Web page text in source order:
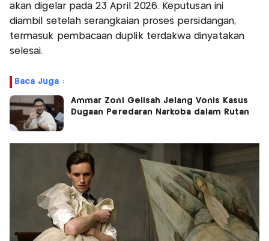
akan digelar pada 23 April 2026. Keputusan ini
diambil setelah serangkaian proses persidangan,
termasuk pembacaan duplik terdakwa dinyatakan
selesai.
Baca Juga :
Ammar Zoni Gelisah Jelang Vonis Kasus
Dugaan Peredaran Narkoba dalam Rutan